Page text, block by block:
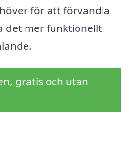
för att förvandla
det mer funktionellt
gratis och utan